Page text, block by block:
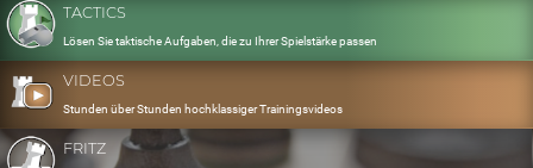
TACTICS
Lösen Sie taktische Aufgaben, die zu Ihrer Spielstärke passen
VIDEOS
Stunden über Stunden hochklassiger Trainingsvideos
FRITZ